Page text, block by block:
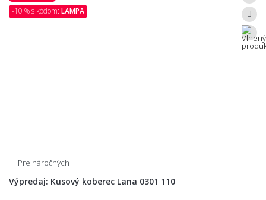
-10 % s kódom: LAMPA
Pre náročných
Výpredaj: Kusový koberec Lana 0301 110